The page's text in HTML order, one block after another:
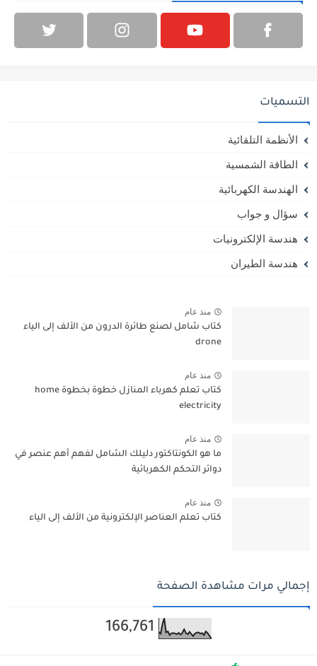
التسميات
الأنظمة التلقائية
الطاقة الشمسية
الهندسة الكهربائية
سؤال و جواب
هندسة الإلكترونيات
هندسة الطيران
منذ عام
كتاب شامل لصنع طائرة الدرون من الألف إلى الياء
drone
منذ عام
كتاب تعلم كهرباء المنازل خطوة بخطوة home
electricity
منذ عام
ما هو الكونتاكتور دليلك الشامل لفهم أهم عنصر في
دوائر التحكم الكهربائية
منذ عام
كتاب تعلم العناصر الإلكترونية من الألف إلى الياء
إجمالي مرات مشاهدة الصفحة
166,761